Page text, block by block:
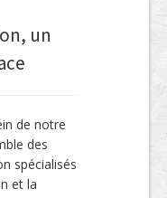
un
de notre
des
spécialisés
et la